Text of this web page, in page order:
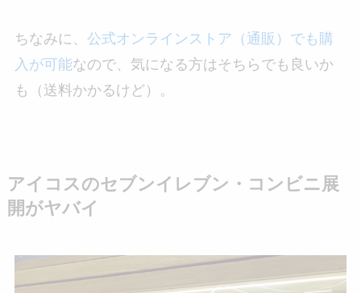
ちなみに、 公式オンラインストア（通販）でも購
入が可能なので、気になる方はそちらでも良いか
も（送料かかるけど）。
アイコスのセブンイレブン・コンビニ展
開がヤバイ